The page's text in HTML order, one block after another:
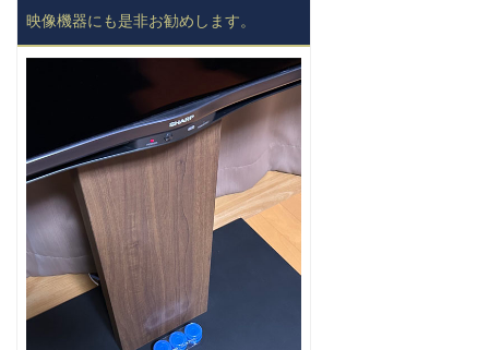
映像機器にも是非お勧めします。